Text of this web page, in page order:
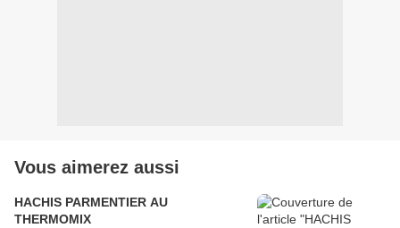
Vous aimerez aussi
HACHIS PARMENTIER AU
THERMOMIX